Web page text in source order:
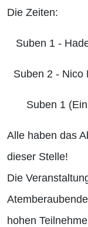
Die Zeiten:
Suben 1 -
Suben 2 - Nico
Suben 1
Alle haben das
dieser Stelle!
Die
hohen